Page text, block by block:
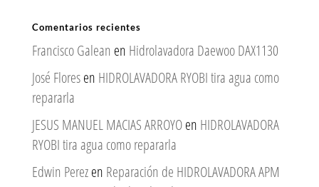
Comentarios recientes
Francisco Galean en Hidrolavadora Daewoo DAX1130
José Floresen HIDROLAVADORA RYOBI tira agua como
repararla
JESUS MANUEL MACIAS ARROYOen HIDROLAVADORA
RYOBI tira agua como repararla
Edwin Perezen Reparación de HIDROLAVADORA APM